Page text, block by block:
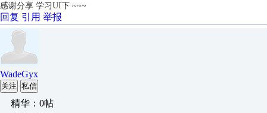
感谢分享 学习UI下 ~~~
回复 引用 举报
WadeGyx
关注 私信
精华：0帖